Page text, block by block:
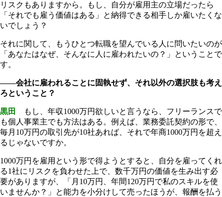
リスクもありますから。もし、自分が雇用主の立場だったら
「それでも雇う価値はある」と納得できる相手しか雇いたくな
いでしょう？
それに関して、もうひとつ転職を望んでいる人に問いたいのが
「あなたはなぜ、そんなに人に雇われたいの？」ということで
す。
――会社に雇われることに固執せず、それ以外の選択肢も考え
ろということ？
黒田
もし、年収1000万円欲しいと言うなら、フリーランスで
も個人事業主でも方法はある。例えば、業務委託契約の形で、
毎月10万円の取引先が10社あれば、それで年商1000万円を超え
るじゃないですか。
1000万円を雇用という形で得ようとすると、自分を雇ってくれ
る1社にリスクを負わせた上で、数千万円の価値を生み出す必
要がありますが、「月10万円、年間120万円で私のスキルを使
いませんか？」と能力を小分けして売ったほうが、報酬を払う